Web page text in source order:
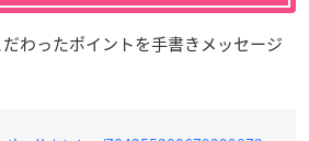
わったポイントを手書きメッセージ